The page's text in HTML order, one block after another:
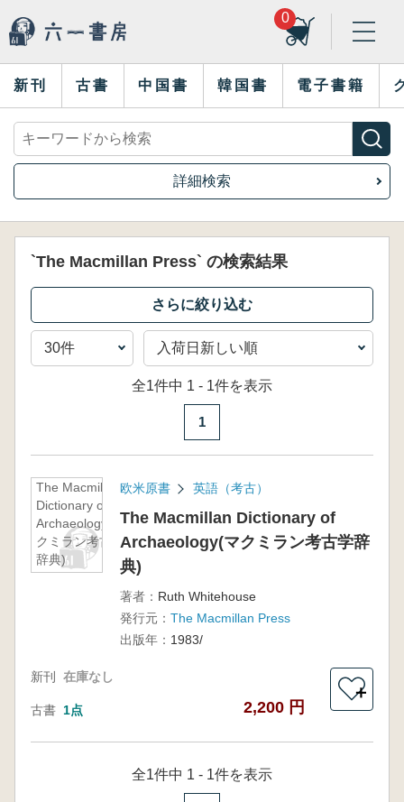
0
新刊 古書 中国書 韓国書 電子書籍
詳細検索
`The Macmillan Press` の検索結果
全1件中 1 - 1件を表示
1
The Macmillan
Dictionary of
Archaeology(マ
クミラン考古学
辞典)
欧米原書 英語（考古）
The Macmillan Dictionary of
Archaeology(マクミラン考古学辞
典)
著者： Ruth Whitehouse
発行元： The Macmillan Press
出版年： 1983/
新刊 在庫なし
古書 1点 2,200 円
＋
全1件中 1 - 1件を表示